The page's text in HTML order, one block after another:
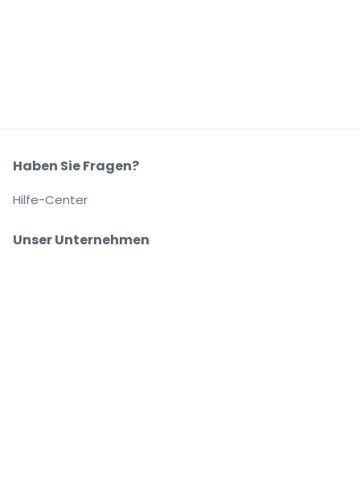
Unser Unternehmen
Haben Sie Fragen?
Hilfe-Center